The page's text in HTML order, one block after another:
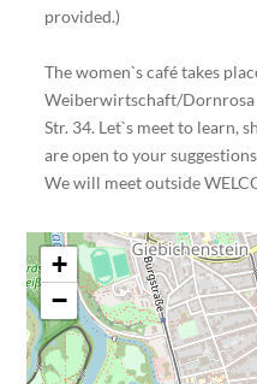
provided.)
The women`s café takes
Weiberwirtschaft/Dornrosa
Str. 34. Let`s meet to learn,
are open to your
We will meet outside
+
−